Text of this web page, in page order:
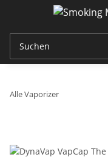
Alle Vaporizer